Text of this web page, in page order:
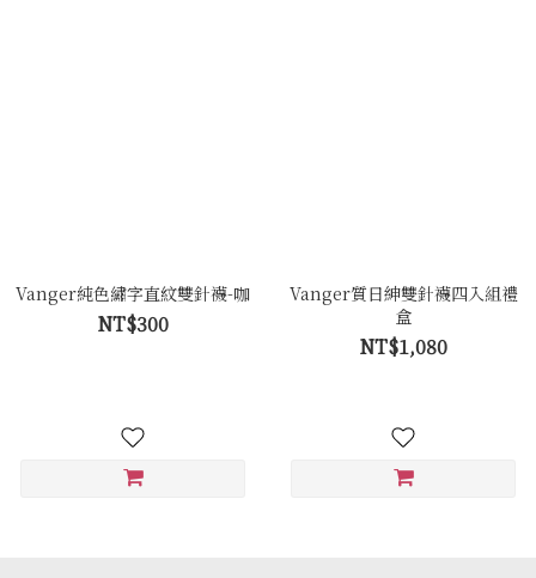
Vanger純色繡字直紋雙針襪-咖
NT$300
Vanger質日紳雙針襪四入組禮
盒
NT$1,080